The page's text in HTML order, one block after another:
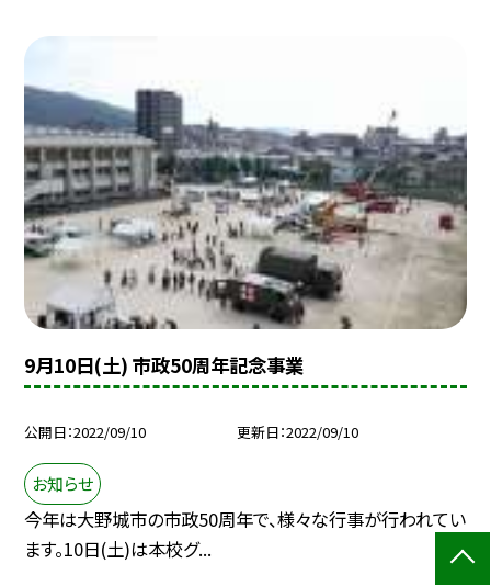
9月10日(土) 市政50周年記念事業
公開日 2022/09/10 更新日 2022/09/10
お知らせ
今年は大野城市の市政50周年で、様々な行事が行われてい
ます。10日(土)は本校グ...